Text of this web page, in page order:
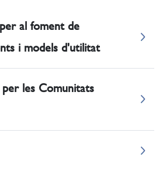
al foment de
i models d'utilitat
les Comunitats